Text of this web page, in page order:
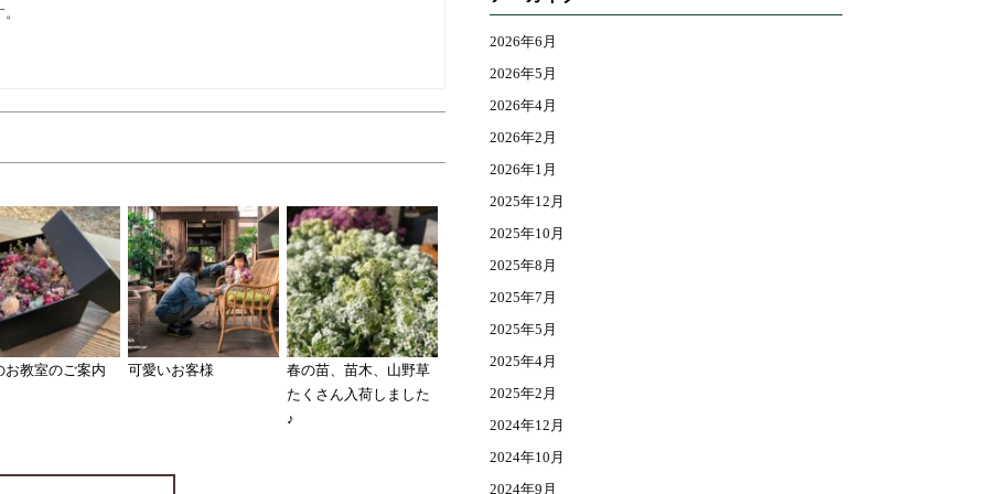
お教室のご案内 可愛いお客様
春の苗、苗木、山野草
たくさん入荷しました
♪
2026年6月
2026年5月
2026年4月
2026年2月
2026年1月
2025年12月
2025年10月
2025年8月
2025年7月
2025年5月
2025年4月
2025年2月
2024年12月
2024年10月
2024年9月